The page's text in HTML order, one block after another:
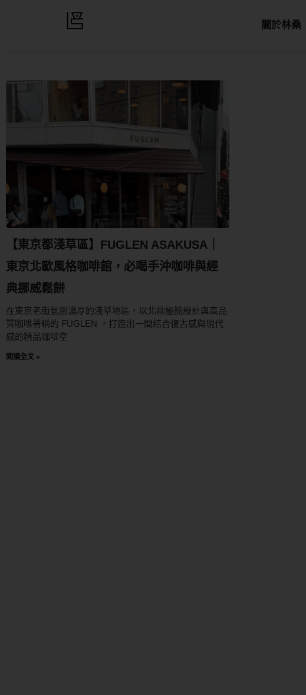
關於林桑
【東京都淺草區】FUGLEN ASAKUSA｜
東京北歐風格咖啡館，必喝手沖咖啡與經
典挪威鬆餅
在東京老街氛圍濃厚的淺草地區，以北歐極簡設計與高品
質咖啡著稱的 FUGLEN ，打造出一間結合復古感與現代
感的精品咖啡空
閱讀全文 »